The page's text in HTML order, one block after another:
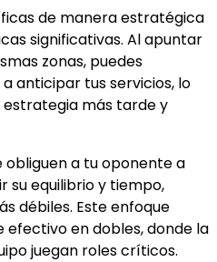
de manera estratégica
significativas. Al apuntar
zonas, puedes
anticipar tus servicios, lo
más tarde y
obliguen a tu oponente a
su equilibrio y tiempo,
débiles. Este enfoque
en dobles, donde la
juegan roles críticos.